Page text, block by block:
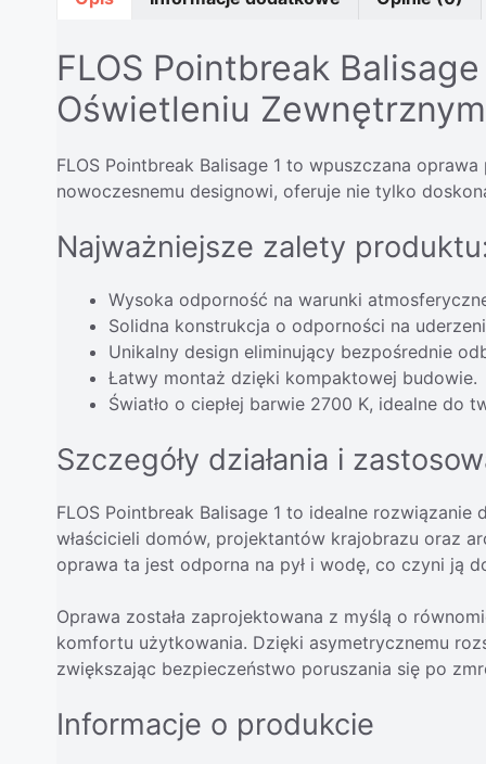
FLOS Pointbreak
Oświetleniu Zewnętrznym
FLOS Pointbreak Balisage 1 to wpuszczana
nowoczesnemu designowi, oferuje nie tylko
Najważniejsze zalety
Wysoka odporność na warunki
Solidna konstrukcja o odporności na
Unikalny design eliminujący bezpośrednie
Łatwy montaż dzięki kompaktowej budowie.
Światło o ciepłej barwie 2700 K, idealne do
Szczegóły działania i
FLOS Pointbreak Balisage 1 to idealne
właścicieli domów, projektantów krajobrazu oraz
oprawa ta jest odporna na pył i wodę, co czyni ją
Oprawa została zaprojektowana z myślą o
komfortu użytkowania. Dzięki asymetrycznemu
zwiększając bezpieczeństwo poruszania się po
Informacje o produkcie